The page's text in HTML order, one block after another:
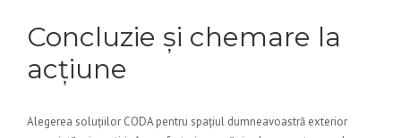
Concluzie și chemare la
acțiune
Alegerea soluțiilor CODA pentru spațiul dumneavoastră exterior